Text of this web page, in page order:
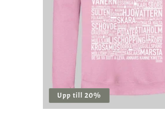
Upp till 20%